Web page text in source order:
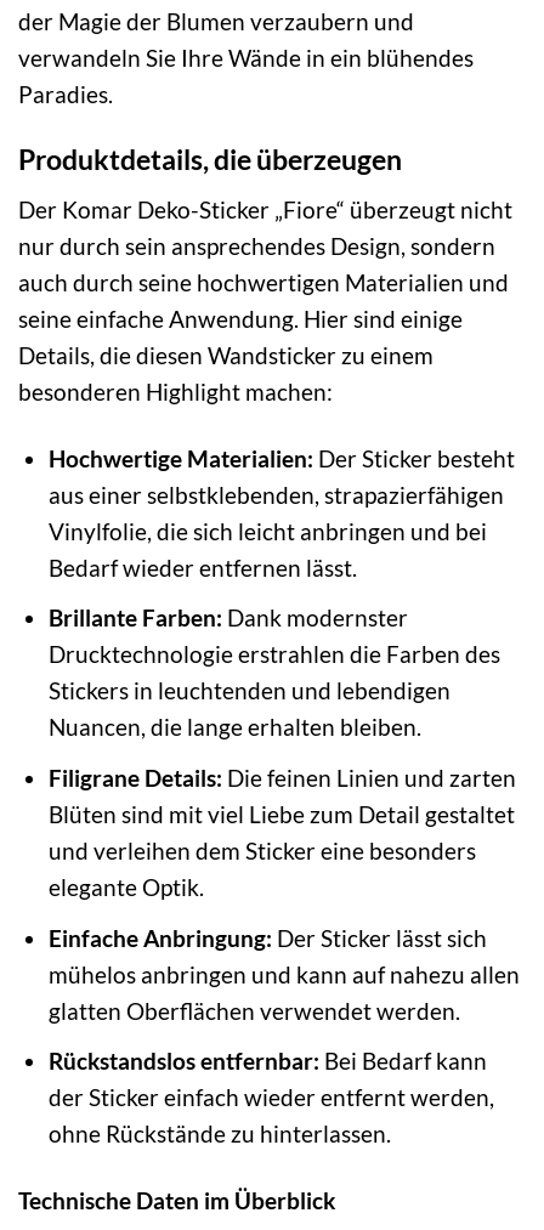
der Magie der Blumen verzaubern und
verwandeln Sie Ihre Wände in ein blühendes
Paradies.
Produktdetails, die überzeugen
Der Komar Deko-Sticker „Fiore“ überzeugt nicht
nur durch sein ansprechendes Design, sondern
auch durch seine hochwertigen Materialien und
seine einfache Anwendung. Hier sind einige
Details, die diesen Wandsticker zu einem
besonderen Highlight machen:
Hochwertige Materialien: Der Sticker besteht
aus einer selbstklebenden, strapazierfähigen
Vinylfolie, die sich leicht anbringen und bei
Bedarf wieder entfernen lässt.
Brillante Farben: Dank modernster
Drucktechnologie erstrahlen die Farben des
Stickers in leuchtenden und lebendigen
Nuancen, die lange erhalten bleiben.
Filigrane Details: Die feinen Linien und zarten
Blüten sind mit viel Liebe zum Detail gestaltet
und verleihen dem Sticker eine besonders
elegante Optik.
Einfache Anbringung: Der Sticker lässt sich
mühelos anbringen und kann auf nahezu allen
glatten Oberflächen verwendet werden.
Rückstandslos entfernbar: Bei Bedarf kann
der Sticker einfach wieder entfernt werden,
ohne Rückstände zu hinterlassen.
Technische Daten im Überblick